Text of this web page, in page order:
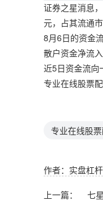
证券之星消息
元，占其流通市
8月6日的资金
散户资金净流
近5日资金流向
专业在线股票
专业在线股
作者：实盘杠杆
上一篇：